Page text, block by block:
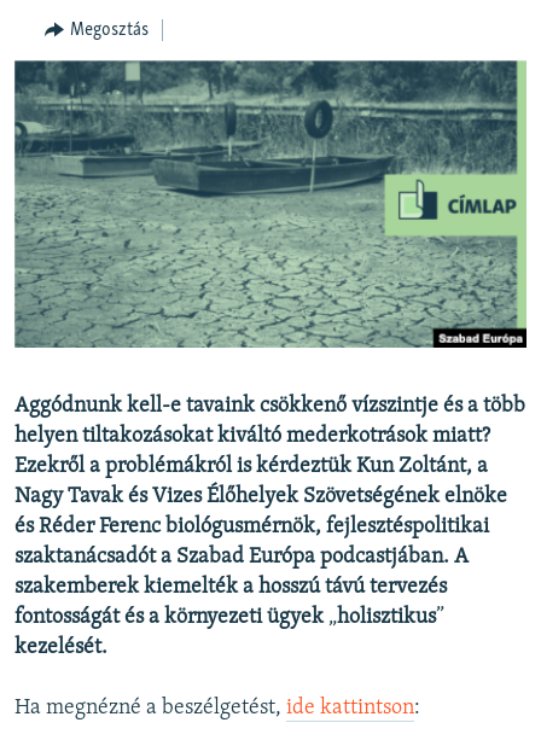
TÁRSADALOM
DEMOKRÁCIA
A PÉNZ NYOMÁBAN
EURÓPAI UNIÓ
VILÁG
KLÍMAVÁLTOZÁS
A MÚLT TANULSÁGAI
Valamennyi RFE/RL weboldal
Megosztás
Aggódnunk kell-e tavaink csökkenő vízszintje és a több
helyen tiltakozásokat kiváltó mederkotrások miatt?
Ezekről a problémákról is kérdeztük Kun Zoltánt, a
Nagy Tavak és Vizes Élőhelyek Szövetségének elnöke
és Réder Ferenc biológusmérnök, fejlesztéspolitikai
szaktanácsadót a Szabad Európa podcastjában. A
szakemberek kiemelték a hosszú távú tervezés
fontosságát és a környezeti ügyek „holisztikus”
kezelését.
Ha megnézné a beszélgetést, ide kattintson: